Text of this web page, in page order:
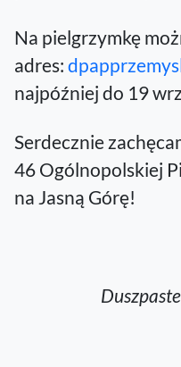
Na pielgrzymkę
adres:
najpóźniej do 19
Serdecznie
46 Ogólnopolskiej
na Jasną Górę!